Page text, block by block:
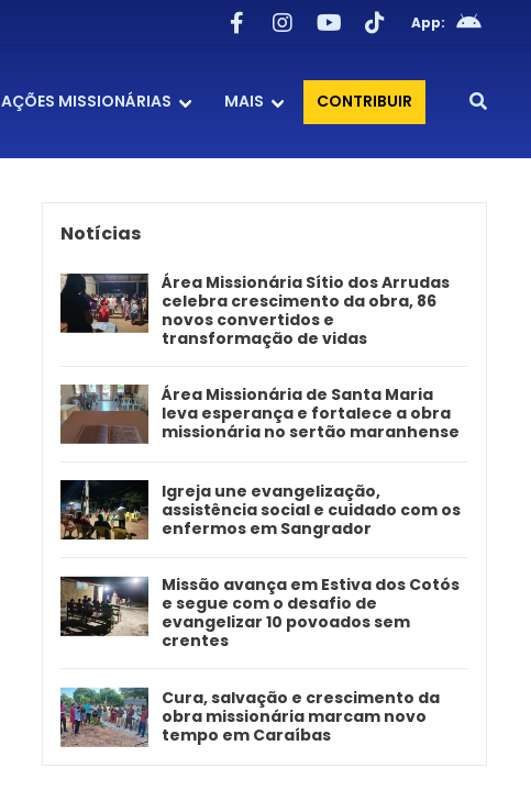
App:
AÇÕES MISSIONÁRIAS MAIS CONTRIBUIR
Notícias
Área Missionária Sítio dos Arrudas
celebra crescimento da obra, 86
novos convertidos e
transformação de vidas
Área Missionária de Santa Maria
leva esperança e fortalece a obra
missionária no sertão maranhense
Igreja une evangelização,
assistência social e cuidado com os
enfermos em Sangrador
Missão avança em Estiva dos Cotós
e segue com o desafio de
evangelizar 10 povoados sem
crentes
Cura, salvação e crescimento da
obra missionária marcam novo
tempo em Caraíbas